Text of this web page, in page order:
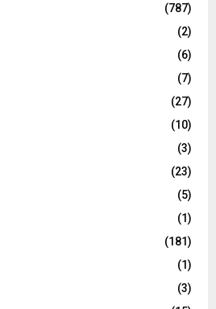
(787)
(2)
(6)
(7)
(27)
(10)
(3)
(23)
(5)
(1)
(181)
(1)
(3)